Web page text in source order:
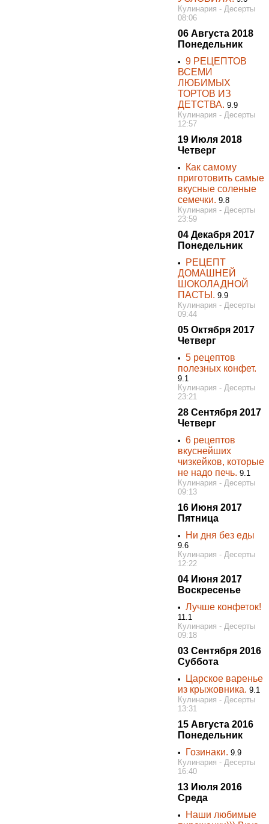
Кулинария - Десерты
08:06
06 Августа 2018
Понедельник
•9 РЕЦЕПТОВ
ВСЕМИ
ЛЮБИМЫХ
ТОРТОВ ИЗ
ДЕТСТВА. 9.9
Кулинария - Десерты
12:57
19 Июля 2018
Четверг
•
Как самому
приготовить самые
вкусные соленые
семечки. 9.8
Кулинария - Десерты
23:59
04 Декабря 2017
Понедельник
•
РЕЦЕПТ
ДОМАШНЕЙ
ШОКОЛАДНОЙ
ПАСТЫ. 9.9
Кулинария - Десерты
09:44
05 Октября 2017
Четверг
•5 рецептов
полезных конфет.
9.1
Кулинария - Десерты
23:21
28 Сентября 2017
Четверг
•6 рецептов
вкуснейших
чизкейков, которые
не надо печь. 9.1
Кулинария - Десерты
09:13
16 Июня 2017
Пятница
• Ни дня без еды
9.6
Кулинария - Десерты
12:22
04 Июня 2017
Воскресенье
•Лучше конфеток!
11.1
Кулинария - Десерты
09:18
03 Сентября 2016
Суббота
•
Царское варенье
из крыжовника. 9.1
Кулинария - Десерты
13:31
15 Августа 2016
Понедельник
• Гозинаки. 9.9
Кулинария - Десерты
16:40
13 Июля 2016
Среда
•
Наши любимые